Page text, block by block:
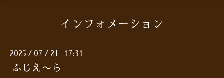
インフォメーション
2025 / 07 / 21 17:31
ふじえ〜ら